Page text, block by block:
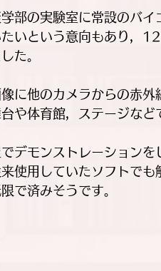
部の実験室に常設のバ
いという意向もあり，
た。
に他のカメラからの赤
や体育館，ステージなど
デモンストレーション
使用していたソフトで
で済みそうです。